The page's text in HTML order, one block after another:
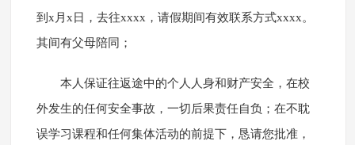
到x月x日，去往xxxx，请假期间有效联系方式xxxx。
其间有父母陪同；
本人保证往返途中的个人人身和财产安全，在校
外发生的任何安全事故，一切后果责任自负；在不耽
误学习课程和任何集体活动的前提下，恳请您批准，